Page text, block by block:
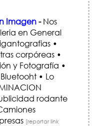
Imagen-Nos
en General
•
corpóreas •
y Fotografía •
• Lo
rodante
[reportar link